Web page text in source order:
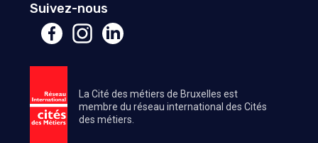
Suivez-nous
La Cité des métiers de Bruxelles est
membre du réseau international des Cités
des métiers.